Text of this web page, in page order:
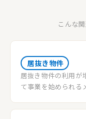
こんな
居抜き物件
居抜き物件の利用が
て事業を始められる
のメリットや注意点